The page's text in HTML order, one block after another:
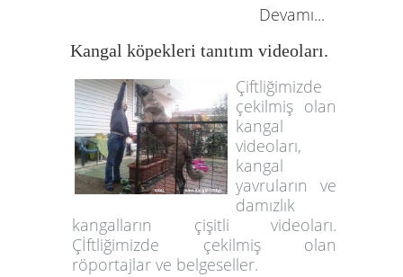
Devamı...
Kangal köpekleri tanıtım videoları.
Çiftliğimizde
çekilmiş olan
kangal
videoları,
kangal
yavruların ve
damızlık
kangalların çişitli videoları.
Çİftliğimizde çekilmiş olan
röportajlar ve belgeseller.